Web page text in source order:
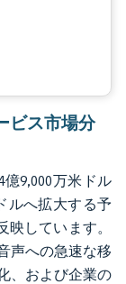
ビス市場分
億9,000万米ドル
ルへ拡大する予
映しています。
声への急速な移
、および企業の